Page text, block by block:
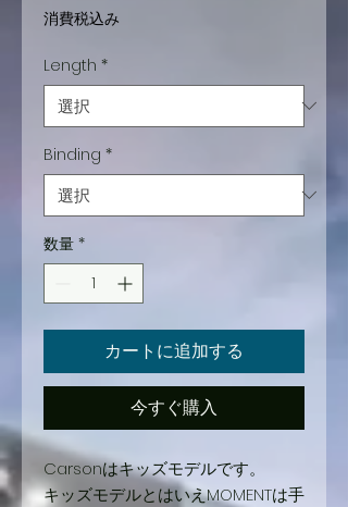
格
消費税込み
Length *
Binding *
数量 *
カートに追加する
今すぐ購入
Carsonはキッズモデルです。
キッズモデルとはいえMOMENTは手